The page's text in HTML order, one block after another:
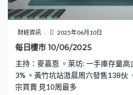
財經資訊 2025年06月10日
每日樓市 10/06/2025
主持：麥嘉恩 。萊坊: 一手庫存量
3% 。黃竹坑站滶晨周六發售138伙
宗買賣 見10周最多